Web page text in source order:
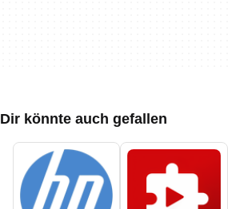
Dir könnte auch gefallen